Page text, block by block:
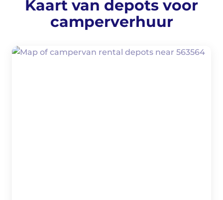
Kaart van depots voor
camperverhuur